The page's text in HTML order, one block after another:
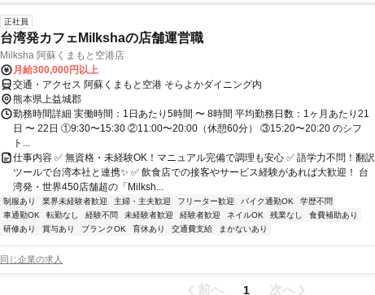
正社員
台湾発カフェMilkshaの店舗運営職
Milksha 阿蘇くまもと空港店
月給300,000円以上
交通・アクセス 阿蘇くまもと空港 そらよかダイニング内
熊本県上益城郡
勤務時間詳細 実働時間：1日あたり5時間 〜 8時間 平均勤務日数：1ヶ月あたり21
日 〜 22日 ①9:30〜15:30 ②11:00〜20:00（休憩60分） ③15:20〜20:20 のシフ
ト...
仕事内容 ✅ 無資格・未経験OK！マニュアル完備で調理も安心 ✅ 語学力不問！翻訳
ツールで台湾本社と連携✨ ✅ 飲食店での接客やサービス経験があれば大歓迎！ 台
湾発・世界450店舗超の「Milksh...
制服あり 業界未経験者歓迎 主婦・主夫歓迎 フリーター歓迎 バイク通勤OK
学歴不問
車通勤OK
転勤なし 経験不問 未経験者歓迎 経験者歓迎 ネイルOK 残業なし
食費補助あり
研修あり
賞与あり ブランクOK 育休あり 交通費支給 まかないあり
同じ企業の求人
前へ 1 次へ